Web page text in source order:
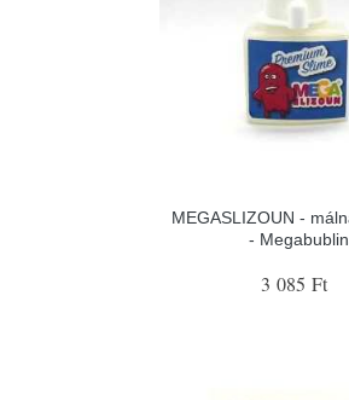
MEGASLIZOUN -
-
3 085 Ft